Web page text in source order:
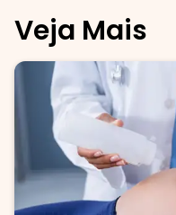
Veja Mais